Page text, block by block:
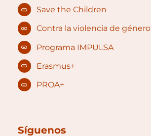
Save the Children
Contra la violencia de género
Programa IMPULSA
Erasmus+
PROA+
Síguenos